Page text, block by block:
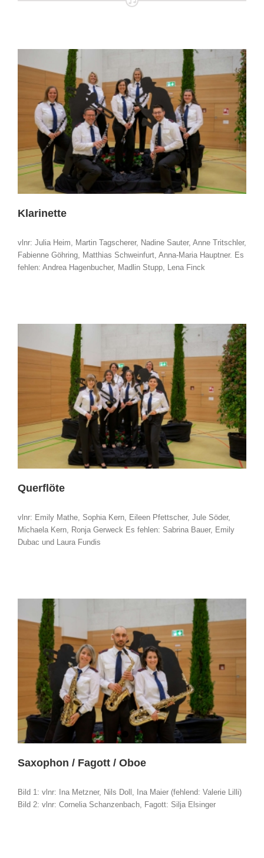
Klarinette
vlnr: Julia Heim, Martin Tagscherer, Nadine Sauter, Anne Tritschler,
Fabienne Göhring, Matthias Schweinfurt, Anna-Maria Hauptner. Es
fehlen: Andrea Hagenbucher, Madlin Stupp, Lena Finck
Querflöte
vlnr: Emily Mathe, Sophia Kern, Eileen Pfettscher, Jule Söder,
Michaela Kern, Ronja Gerweck Es fehlen: Sabrina Bauer, Emily
Dubac und Laura Fundis
Saxophon / Fagott / Oboe
Bild 1: vlnr: Ina Metzner, Nils Doll, Ina Maier (fehlend: Valerie Lilli)
Bild 2: vlnr: Cornelia Schanzenbach, Fagott: Silja Elsinger